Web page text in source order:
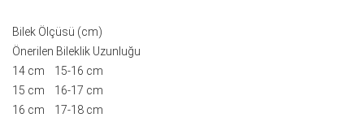
Bilek Ölçüsü (cm)
Önerilen Bileklik Uzunluğu
14 cm 15-16 cm
15 cm 16-17 cm
16 cm 17-18 cm